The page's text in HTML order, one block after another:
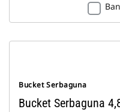
Bucket Serbaguna
Bucket Serbaguna